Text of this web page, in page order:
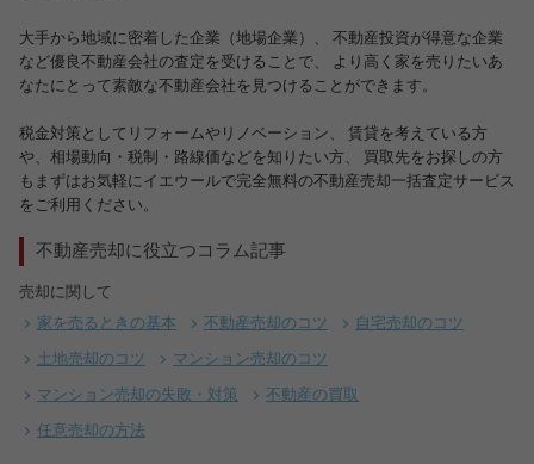
大手から地域に密着した企業（地場企業）、 不動産投資が得意な企業
など優良不動産会社の査定を受けることで、 より高く家を売りたいあ
なたにとって素敵な不動産会社を見つけることができます。
税金対策としてリフォームやリノベーション、 賃貸を考えている方
や、相場動向・税制・路線価などを知りたい方、 買取先をお探しの方
もまずはお気軽にイエウールで完全無料の不動産売却一括査定サービス
をご利用ください。
不動産売却に役立つコラム記事
売却に関して
家を売るときの基本 不動産売却のコツ 自宅売却のコツ
土地売却のコツ マンション売却のコツ
マンション売却の失敗・対策 不動産の買取
任意売却の方法